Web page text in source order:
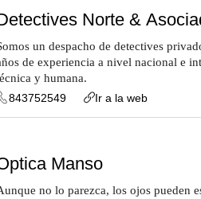
Norte &
un despacho de detectives
de experiencia a nivel nacional e
y humana.
843752549
Ir a la web
Manso
no lo parezca, los ojos pueden